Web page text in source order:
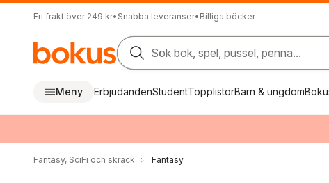
Fri frakt över 249 kr• Snabba leveranser• Billiga böcker
Sök bok, spel, pussel, penna...
Meny ErbjudandenStudentTopplistorBarn & ungdom
Fantasy, SciFi och skräck Fantasy